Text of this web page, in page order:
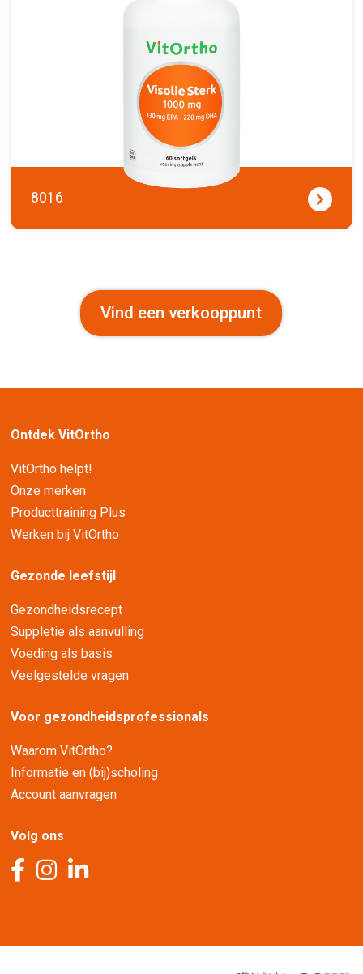
8016
Vind een verkooppunt
Ontdek VitOrtho
VitOrtho helpt!
Onze merken
Producttraining Plus
Werken bij VitOrtho
Gezonde leefstijl
Gezondheidsrecept
Suppletie als aanvulling
Voeding als basis
Veelgestelde vragen
Voor gezondheidsprofessionals
Waarom VitOrtho?
Informatie en (bij)scholing
Account aanvragen
Volg ons